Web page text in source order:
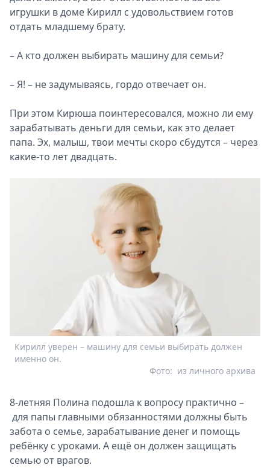
игрушки в доме Кирилл с удовольствием готов
отдать младшему брату.
– А кто должен выбирать машину для семьи?
– Я! – не задумываясь, гордо отвечает он.
При этом Кирюша поинтересовался, можно ли ему
зарабатывать деньги для семьи, как это делает
папа. Эх, малыш, твои мечты скоро сбудутся – через
какие-то лет двадцать.
Кирилл уверен – машину для семьи выбирать должен
именно он.
из личного архива
Фото:
8-летняя Полина подошла к вопросу практично –
для папы главными обязанностями должны быть
забота о семье, зарабатывание денег и помощь
ребёнку с уроками. А ещё он должен защищать
семью от врагов.